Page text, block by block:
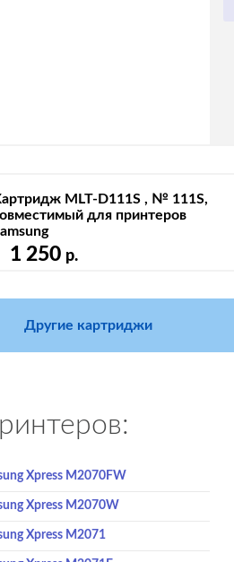
MLT-D111S , № 111S,
для принтеров
1 250 р.
Другие картриджи
Xpress M2070FW
Xpress M2070W
Xpress M2071